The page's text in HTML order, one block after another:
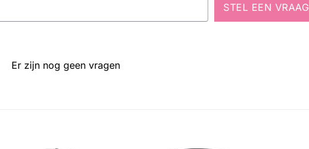
STEL EEN VRAAG
Er zijn nog geen vragen